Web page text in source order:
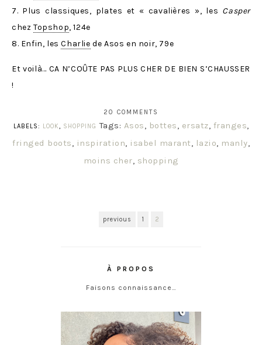
7. Plus classiques, plates et « cavalières », les Casper
chez Topshop, 124e
8. Enfin, lesCharlie de Asos en noir, 79e
Et voilà… CA N’COÛTE PAS PLUS CHER DE BIEN S’CHAUSSER
!
20 COMMENTS
LABELS: LOOK SHOPPING Tags: Asos bottes ersatz franges
fringed boots
inspiration isabel marant lazio manly
moins cher shopping
previous 1 2
À PROPOS
Faisons connaissance…